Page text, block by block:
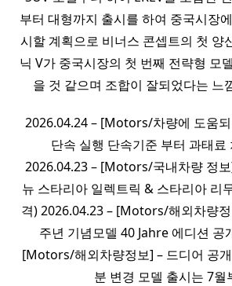
부터 대형까지 출시를 하여 중국시장
시할 계획으로 비너스 콘셉트의 첫 양
닉 V가 중국시장의 첫 번째 전략형 모
을 것 같으며 조합이 잘되었다는 느
2026.04.24 – [Motors/차량에 도움
단속 실행 단속기준 부터 과태료
2026.04.23 – [Motors/국내차량 정
뉴 스타리아 일렉트릭 & 스타리아 리
격) 2026.04.23 – [Motors/해외차량
주년 기념모델 40 Jahre 에디션 공
[Motors/해외차량정보] – 드디어 공
분 변경 모델 출시는 7월